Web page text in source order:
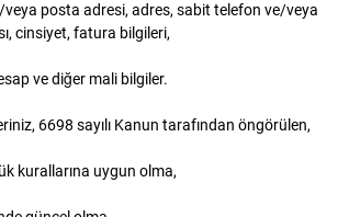
veya posta adresi, adres, sabit telefon ve/veya
cinsiyet, fatura bilgileri,
ve diğer mali bilgiler.
6698 sayılı Kanun tarafından öngörülen,
kurallarına uygun olma,